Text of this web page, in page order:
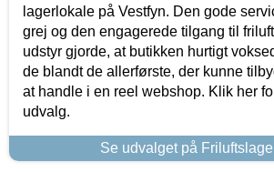
lagerlokale på Vestfyn. Den gode
grej og den engagerede tilgang til
udstyr gjorde, at butikken hurtigt
de blandt de allerførste, der kunne
at handle i en reel webshop. Klik her
udvalg.
Se udvalget på